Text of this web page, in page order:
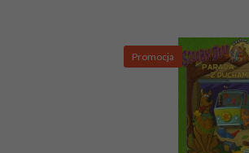
Promocja